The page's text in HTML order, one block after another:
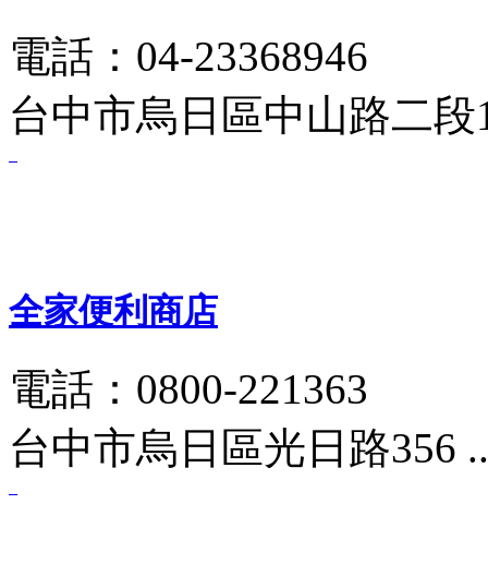
電話：04-23368946
台中市烏日區中山路二段
全家便利商店
電話：0800-221363
台中市烏日區光日路356 ..